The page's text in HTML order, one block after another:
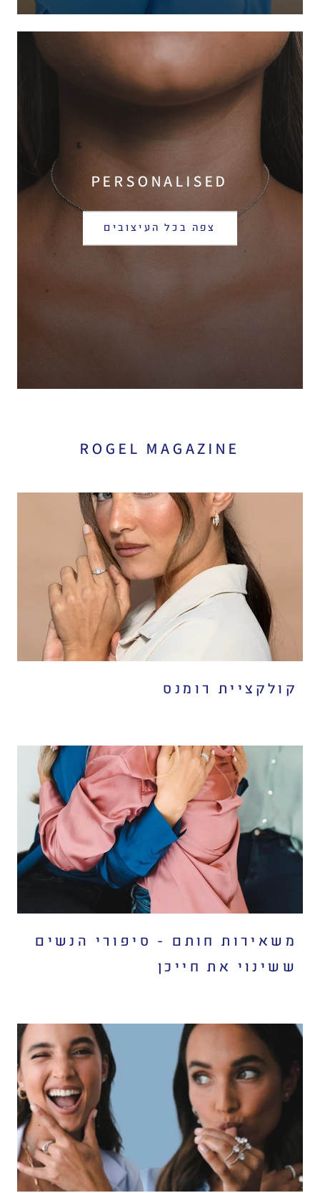
PERSONALISED
צפה בכל העיצובים
ROGEL MAGAZINE
קולקציית רומנס
משאירות חותם - סיפורי הנשים
ששינוי את חייכן